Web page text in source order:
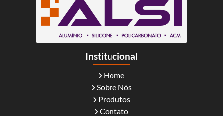
Institucional
Home
Sobre Nós
Produtos
Contato